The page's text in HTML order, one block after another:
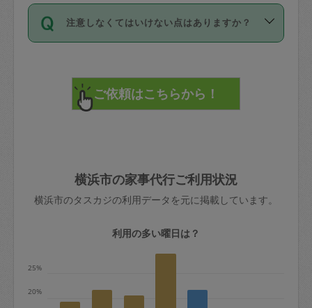
詳細FAQ：
損害賠償保険について教えて
72時間を超える※と、以下のキャンセル
料が発生します。
直前キャンセル料：
72時間前〜24時間前＝依頼料金の50%
依頼者不在による当日キャンセル＝依頼
金額の100%＋交通費全額
※例：依頼日時／土曜日午前9時開始の場
50%
まず、条件の合う気になるタスカジさ
みてください。
その後、一番気に入ったタスカジさんに
不在の場合の作業はタスカジさんの同意
が必要です。数回の依頼ののち、タスカ
ジさんと依頼者の間で十分な信頼関係が
てください。
不在時に部屋に入るためにタスカジさん
きた場合は損害保険の対象外となるので
ご注意ください。
注意しなくてはいけない点はありますか？
で、必ず鍵のかかるロッカーや金庫に入
れて依頼者の責任の元管理するよう心掛
けてください。
玉、など
あわせてこちらも参照ください：初めて
はありますか？
横浜市の家事代行ご利用状況
横浜市のタスカジの利用データを元に掲載しています。
利用の多い曜日は？
20%
25%